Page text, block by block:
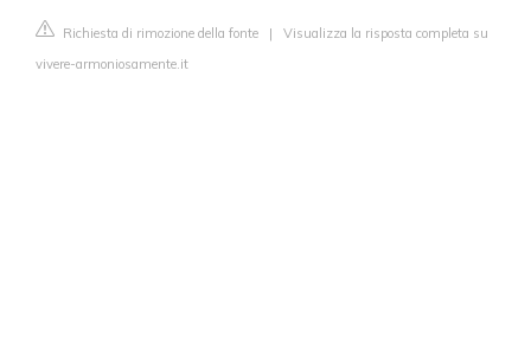
Richiesta di rimozione della fonte | Visualizza la risposta completa su
vivere-armoniosamente.it